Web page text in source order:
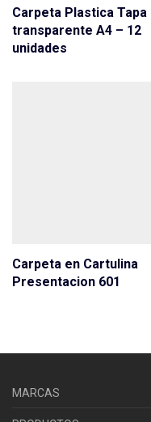
Carpeta Plastica Tapa
transparente A4 – 12
unidades
Carpeta en Cartulina
Presentacion 601
MARCAS